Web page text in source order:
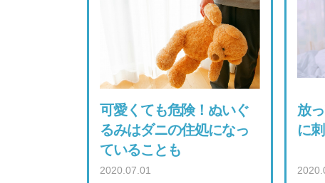
可愛くても危険！ぬいぐ
るみはダニの住処になっ
ていることも
2020.07.01
放
に